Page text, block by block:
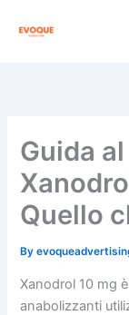
Guida
Quello
By
Xanodrol 10 mg
anabolizzanti